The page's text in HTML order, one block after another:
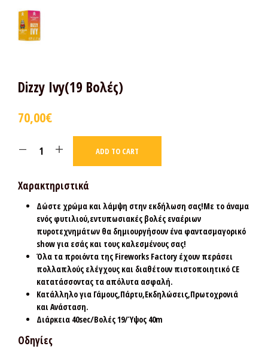
Dizzy Ivy(19 Βολές)
70,00€
ADD TO CART
Χαρακτηριστικά
Δώστε χρώμα και λάμψη στην εκδήλωση σας!Με το άναμα
ενός φυτιλιού,εντυπωσιακές βολές εναέριων
πυροτεχνημάτων θα δημιουργήσουν ένα φαντασμαγορικό
show για εσάς και τους καλεσμένους σας!
Όλα τα προιόντα της Fireworks Factory έχουν περάσει
πολλαπλούς ελέγχους και διαθέτουν πιστοποιητικό CE
κατατάσσοντας τα απόλυτα ασφαλή.
Κατάλληλο για Γάμους,Πάρτυ,Εκδηλώσεις,Πρωτοχρονιά
και Ανάσταση.
Διάρκεια 40sec/Βολές 19/Ύψος 40m
Οδηγίες